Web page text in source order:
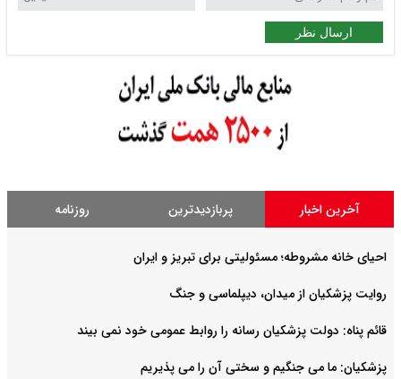
ارسال نظر
آخرین اخبار پربازدیدترین روزنامه
احیای خانه مشروطه؛ مسئولیتی برای تبریز و ایران
روایت‌ پزشکیان از میدان، دیپلماسی و جنگ
قائم پناه: دولت پزشکیان رسانه را روابط عمومی خود نمی بیند
پزشکیان: ما می جنگیم و سختی آن را می پذیریم